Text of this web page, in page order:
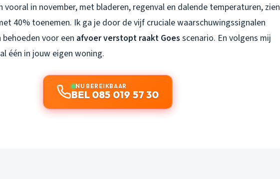
vooral in november, met bladeren, regenval en dalende temperaturen, zien
40% toenemen. Ik ga je door de vijf cruciale waarschuwingssignalen
voor een afvoer verstopt raakt Goes scenario. En volgens mij
één in jouw eigen woning.
NU BEREIKBAAR
BEL 085 019 57 30